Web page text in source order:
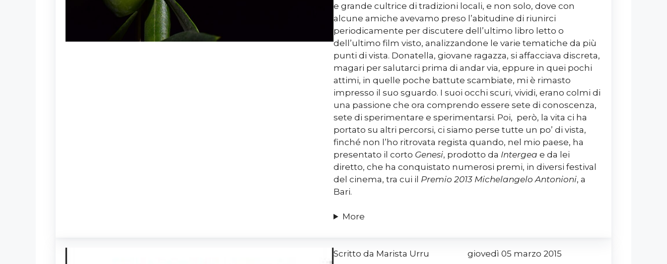
e grande cultrice di tradizioni locali, e non solo, dove con
alcune amiche avevamo preso l’abitudine di riunirci
periodicamente per discutere dell’ultimo libro letto o
dell’ultimo film visto, analizzandone le varie tematiche da più
punti di vista. Donatella, giovane ragazza, si affacciava discreta,
magari per salutarci prima di andar via, eppure in quei pochi
attimi, in quelle poche battute scambiate, mi è rimasto
impresso il suo sguardo. I suoi occhi scuri, vividi, erano colmi di
una passione che ora comprendo essere sete di conoscenza,
sete di sperimentare e sperimentarsi. Poi, però, la vita ci ha
portato su altri percorsi, ci siamo perse tutte un po’ di vista,
finché non l’ho ritrovata regista quando, nel mio paese, ha
presentato il corto Genesi, prodotto da Intergea e da lei
diretto, che ha conquistato numerosi premi, in diversi festival
del cinema, tra cui il Premio 2013 Michelangelo Antonioni, a
Bari.
More
Scritto da Marista Urru giovedì 05 marzo 2015